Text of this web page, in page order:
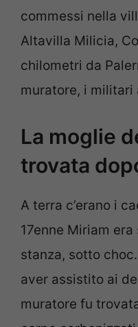
commessi nella
Altavilla Milicia,
chilometri da
muratore, i militari
La moglie
trovata
A terra c’erano i
17enne Miriam
stanza, sotto
aver assistito ai
muratore fu